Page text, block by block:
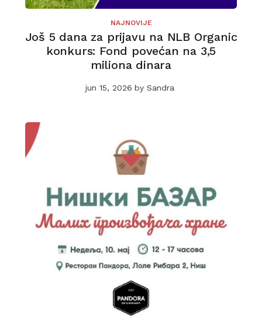
NAJNOVIJE
Još 5 dana za prijavu na NLB Organic
konkurs: Fond povećan na 3,5
miliona dinara
jun 15, 2026 by Sandra